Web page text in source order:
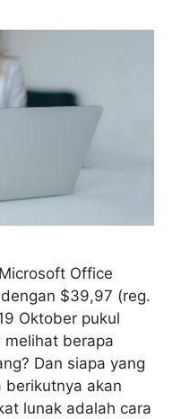
Office
$39,97 (reg.
Oktober pukul
melihat berapa
Dan siapa yang
berikutnya akan
lunak adalah cara